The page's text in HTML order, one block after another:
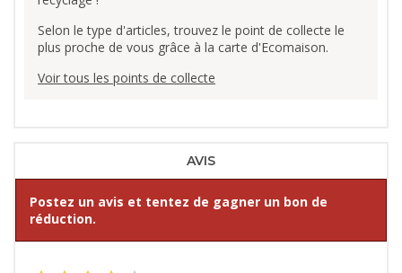
Selon le type d'articles, trouvez le point de collecte le
plus proche de vous grâce à la carte d'Ecomaison.
Voir tous les points de collecte
AVIS
Postez un avis et tentez de gagner un bon de
réduction.